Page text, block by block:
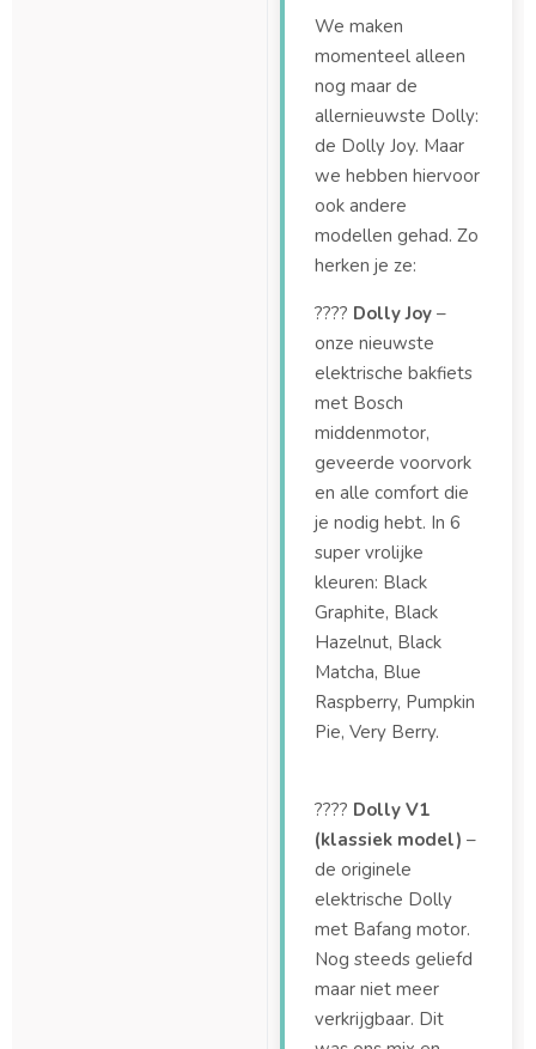
We maken
momenteel alleen
nog maar de
allernieuwste Dolly:
de Dolly Joy. Maar
we hebben hiervoor
ook andere
modellen gehad. Zo
herken je ze:
???? Dolly Joy –
onze nieuwste
elektrische bakfiets
met Bosch
middenmotor,
geveerde voorvork
en alle comfort die
je nodig hebt. In 6
super vrolijke
kleuren: Black
Graphite, Black
Hazelnut, Black
Matcha, Blue
Raspberry, Pumpkin
Pie, Very Berry.
???? Dolly V1
(klassiek model) –
de originele
elektrische Dolly
met Bafang motor.
Nog steeds geliefd
maar niet meer
verkrijgbaar. Dit